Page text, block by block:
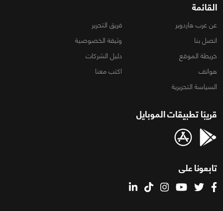
القائمة
عن عرب هاردوير
فريق التحرير
اتصل بنا
وثيقة الخصوصية
خريطة الموقع
دليل الشركات
هواتف
اكتب معنا
السياسة التحريرية
قريبًا تطبيقات الموبايل
تابعونا على